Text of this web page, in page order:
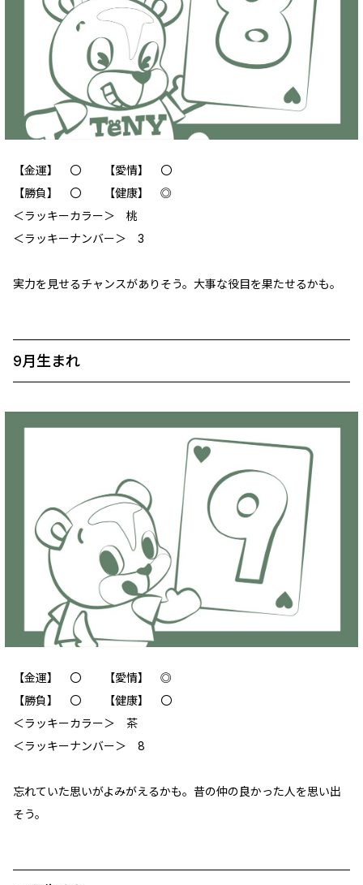
【金運】 ‪〇 【愛情】 ‪〇
【勝負】 〇 【健康】 ‪◎
＜ラッキーカラー＞ 桃
＜ラッキーナンバー＞ 3
実力を見せるチャンスがありそう。大事な役目を果たせるかも。
9月生まれ
【金運】 〇 【愛情】 ◎
【勝負】 〇 【健康】 〇
＜ラッキーカラー＞ 茶
＜ラッキーナンバー＞ 8
忘れていた思いがよみがえるかも。昔の仲の良かった人を思い出
そう。